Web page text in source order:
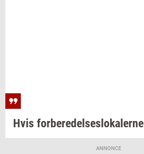
Hvis for­be­re­del­ses­lo­ka­ler­ne
ANNONCE